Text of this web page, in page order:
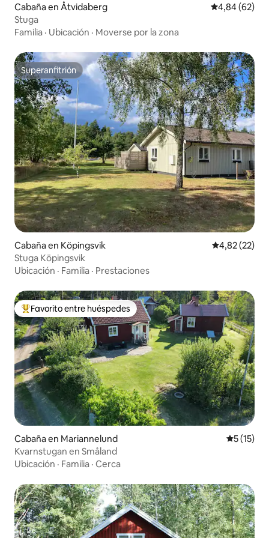
Cabaña en Åtvidaberg Calificación
4,84 (62)
Stuga
Familia · Ubicación · Moverse por la zona
Superanfitrión
Superanfitrión
Cabaña en Köpingsvik Calificación
4,82 (22)
Stuga Köpingsvik
Ubicación · Familia · Prestaciones
Favorito entre los huéspedes más destacados
Favorito entre huéspedes
Cabaña en Mariannelund
5 (15)
Kvarnstugan en Småland
Ubicación · Familia · Cerca